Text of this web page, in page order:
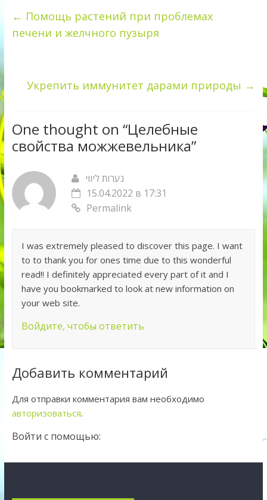
← Помощь растений при проблемах
печени и желчного пузыря
Укрепить иммунитет дарами природы →
One thought on “Целебные
свойства можжевельника”
נערות ליווי
15.04.2022 в 17:31
Permalink
I was extremely pleased to discover this page. I want
to to thank you for ones time due to this wonderful
read!! I definitely appreciated every part of it and I
have you bookmarked to look at new information on
your web site.
Войдите, чтобы ответить
Добавить комментарий
Для отправки комментария вам необходимо
авторизоваться.
Войти с помощью: